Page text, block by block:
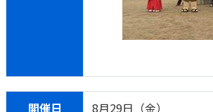
開催日
8月29日（金）